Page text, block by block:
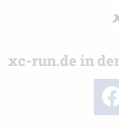
xc-run.de in